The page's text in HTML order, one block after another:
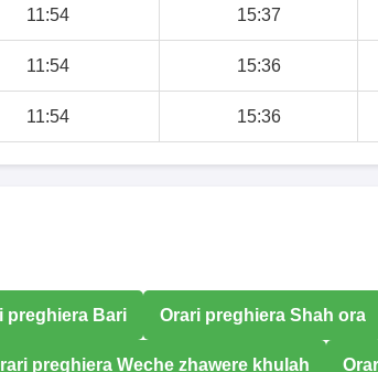
11:54 15:37
11:54 15:36
11:54 15:36
preghiera Bari Orari preghiera Shah ora
preghiera Weche zhawere khulah